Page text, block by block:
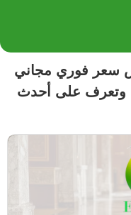
سعر فوري مجاني
وتعرف على أحدث